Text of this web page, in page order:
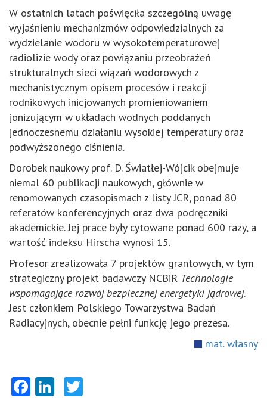
W ostatnich latach poświęciła szczególną uwagę
wyjaśnieniu mechanizmów odpowiedzialnych za
wydzielanie wodoru w wysokotemperaturowej
radiolizie wody oraz powiązaniu przeobrażeń
strukturalnych sieci wiązań wodorowych z
mechanistycznym opisem procesów i reakcji
rodnikowych inicjowanych promieniowaniem
jonizującym w układach wodnych poddanych
jednoczesnemu działaniu wysokiej temperatury oraz
podwyższonego ciśnienia.
Dorobek naukowy prof. D. Światłej-Wójcik obejmuje
niemal 60 publikacji naukowych, głównie w
renomowanych czasopismach z listy JCR, ponad 80
referatów konferencyjnych oraz dwa podręczniki
akademickie. Jej prace były cytowane ponad 600 razy, a
wartość indeksu Hirscha wynosi 15.
Profesor zrealizowała 7 projektów grantowych, w tym
strategiczny projekt badawczy NCBiR Technologie
wspomagające rozwój bezpiecznej energetyki jądrowej.
Jest członkiem Polskiego Towarzystwa Badań
Radiacyjnych, obecnie pełni funkcję jego prezesa.
mat. własny
Facebook
LinkedIn